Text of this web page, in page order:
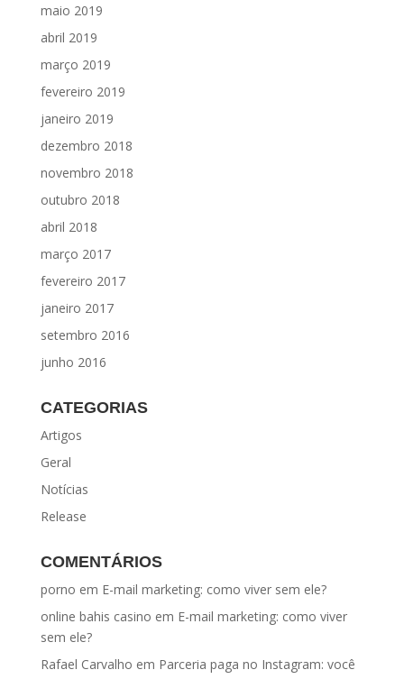
maio 2019
abril 2019
março 2019
fevereiro 2019
janeiro 2019
dezembro 2018
novembro 2018
outubro 2018
abril 2018
março 2017
fevereiro 2017
janeiro 2017
setembro 2016
junho 2016
CATEGORIAS
Artigos
Geral
Notícias
Release
COMENTÁRIOS
porno em E-mail marketing: como viver sem ele?
online bahis casino em E-mail marketing: como viver
sem ele?
Rafael Carvalho em Parceria paga no Instagram: você